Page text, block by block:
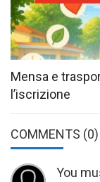
Mensa e
l’iscrizione
COMMENTS (0)
You